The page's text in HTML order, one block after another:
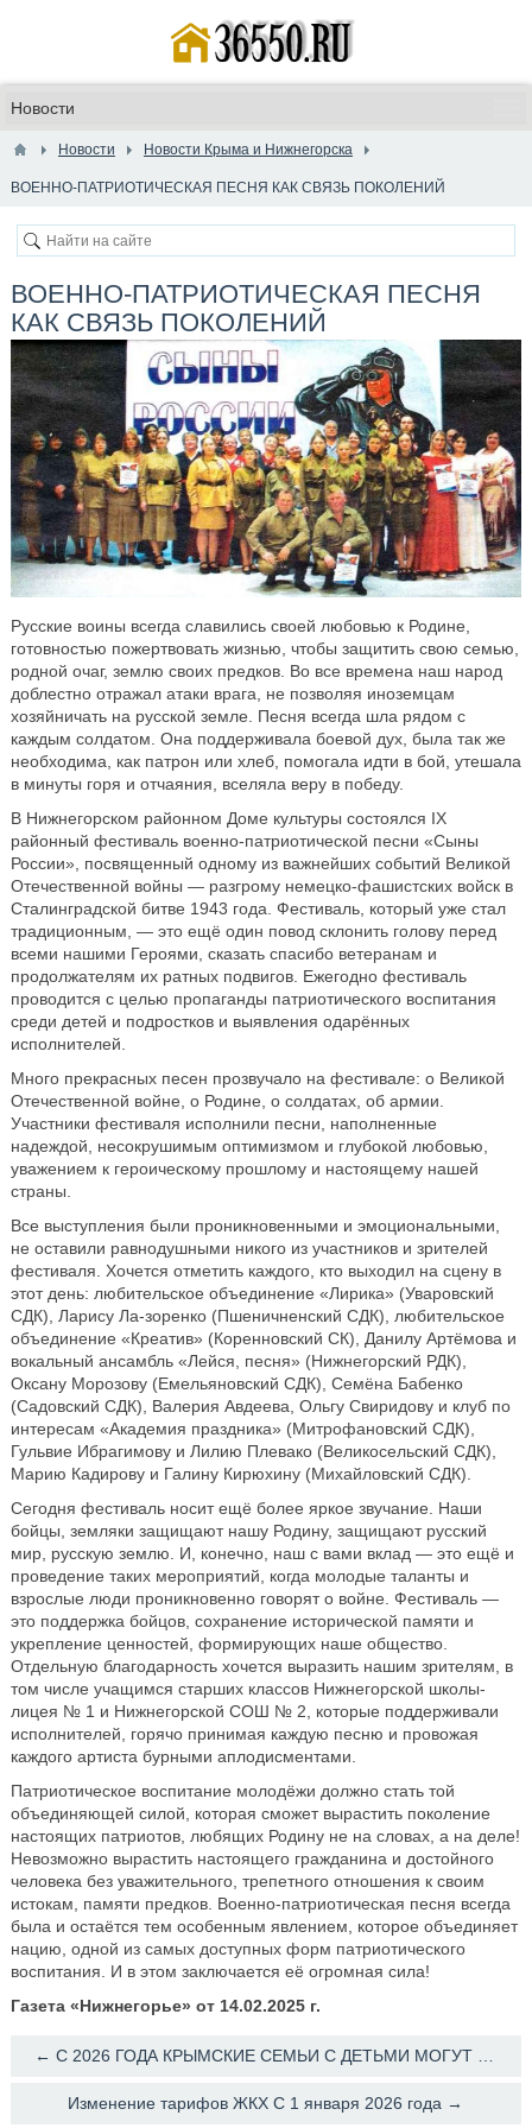
Новости Новости Крыма и Нижнегорска
​ВОЕННО-ПАТРИОТИЧЕСКАЯ ПЕСНЯ КАК СВЯЗЬ ПОКОЛЕНИЙ
​ВОЕННО-ПАТРИОТИЧЕСКАЯ ПЕСНЯ
КАК СВЯЗЬ ПОКОЛЕНИЙ
Русские воины всегда славились своей любовью к Родине,
готовностью пожертвовать жизнью, чтобы защитить свою семью,
родной очаг, землю своих предков. Во все времена наш народ
доблестно отражал атаки врага, не позволяя иноземцам
хозяйничать на русской земле. Песня всегда шла рядом с
каждым солдатом. Она поддерживала боевой дух, была так же
необходима, как патрон или хлеб, помогала идти в бой, утешала
в минуты горя и отчаяния, вселяла веру в победу.
В Нижнегорском районном Доме культуры состоялся IX
районный фестиваль военно-патриотической песни «Сыны
России», посвященный одному из важнейших событий Великой
Отечественной войны — разгрому немецко-фашистских войск в
Сталинградской битве 1943 года. Фестиваль, который уже стал
традиционным, — это ещё один повод склонить голову перед
всеми нашими Героями, сказать спасибо ветеранам и
продолжателям их ратных подвигов. Ежегодно фестиваль
проводится с целью пропаганды патриотического воспитания
среди детей и подростков и выявления одарённых
исполнителей.
Много прекрасных песен прозвучало на фестивале: о Великой
Отечественной войне, о Родине, о солдатах, об армии.
Участники фестиваля исполнили песни, наполненные
надеждой, несокрушимым оптимизмом и глубокой любовью,
уважением к героическому прошлому и настоящему нашей
страны.
Все выступления были проникновенными и эмоциональными,
не оставили равнодушными никого из участников и зрителей
фестиваля. Хочется отметить каждого, кто выходил на сцену в
этот день: любительское объединение «Лирика» (Уваровский
СДК), Ларису Ла-зоренко (Пшеничненский СДК), любительское
объединение «Креатив» (Коренновский СК), Данилу Артёмова и
вокальный ансамбль «Лейся, песня» (Нижнегорский РДК),
Оксану Морозову (Емельяновский СДК), Семёна Бабенко
(Садовский СДК), Валерия Авдеева, Ольгу Свиридову и клуб по
интересам «Академия праздника» (Митрофановский СДК),
Гульвие Ибрагимову и Лилию Плевако (Великосельский СДК),
Марию Кадирову и Галину Кирюхину (Михайловский СДК).
Сегодня фестиваль носит ещё более яркое звучание. Наши
бойцы, земляки защищают нашу Родину, защищают русский
мир, русскую землю. И, конечно, наш с вами вклад — это ещё и
проведение таких мероприятий, когда молодые таланты и
взрослые люди проникновенно говорят о войне. Фестиваль —
это поддержка бойцов, сохранение исторической памяти и
укрепление ценностей, формирующих наше общество.
Отдельную благодарность хочется выразить нашим зрителям, в
том числе учащимся старших классов Нижнегорской школы-
лицея № 1 и Нижнегорской СОШ № 2, которые поддерживали
исполнителей, горячо принимая каждую песню и провожая
каждого артиста бурными аплодисментами.
Патриотическое воспитание молодёжи должно стать той
объединяющей силой, которая сможет вырастить поколение
настоящих патриотов, любящих Родину не на словах, а на деле!
Невозможно вырастить настоящего гражданина и достойного
человека без уважительного, трепетного отношения к своим
истокам, памяти предков. Военно-патриотическая песня всегда
была и остаётся тем особенным явлением, которое объединяет
нацию, одной из самых доступных форм патриотического
воспитания. И в этом заключается её огромная сила!
Газета «Нижнегорье» от 14.02.2025 г.
Изменение тарифов ЖКХ С 1 января 2026 года →